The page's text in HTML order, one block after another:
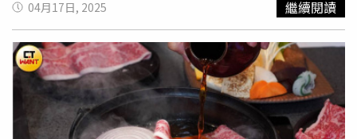
做區則不妨試試「澎湖白鬚蝦海鮮煎餅」，其以鮮甜媲美明
蝦的白鬚蝦，搭配透抽與綿密山藥泥製成金黃煎餅，淋上特
製醬汁與美乃滋，吃得到滿滿島嶼風情；現煮麵食區則提供
以干貝與北海道昆布熬製的鮮甜湯頭，搭配豐富海鮮的「鮑
魚小卷泡飯」、「螃蟹味噌湯」、「狗母魚丸湯」等熱騰騰
選擇，還有每日精選的「清蒸現流魚」，可品嘗到最對時的
「尚青」海味。 清蒸現流魚提供「樹子蒸魚」與「泰式檸
（Ego depletion），就像馬桶在大量沖水後，水箱會暫時
沒水一樣，我們的內心也會發生類似的事情。這段時間，我
們很難抑制自己的習慣，無法發揮自制力，難以進行減肥或
禁慾等需要靠強烈意志力支撐的事。回想一下你的減肥經
驗，你通常會慎重選擇晚餐，避免油膩的漢堡或豬肉丼飯，
改吃比較多蔬菜，甚至只吃半碗飯。即使因為壓力大想吃高
熱量食物，也勉強忍住。躲過一次美食誘惑後，你走進咖啡
04月17日, 2025 繼續閱讀